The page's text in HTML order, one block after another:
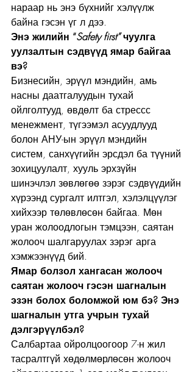
нараар нь энэ бүхнийг хэлүүлж
байна гэсэн үг л дээ.
Энэ жилийн “Safety first” чуулга
уулзалтын сэдвүүд ямар байгаа
вэ?
Бизнесийн, эрүүл мэндийн, амь
насны даатгалуудын тухай
ойлголтууд, өвдөлт ба стрессс
менежмент, түгээмэл асуудлууд
болон АНУ-ын эрүүл мэндийн
систем, санхүүгийн эрсдэл ба түүний
зохицуулалт, хууль эрхзүйн
шинэчлэл зөвлөгөө зэрэг сэдвүүдийн
хүрээнд сургалт илтгэл, хэлэлцүүлэг
хийхээр төлөвлөсөн байгаа. Мөн
уран жолоодлогын тэмцээн, саятан
жолооч шалгаруулах зэрэг арга
хэмжээнүүд бий.
Ямар болзол хангасан жолооч
саятан жолооч гэсэн шагналын
эзэн болох боломжой юм бэ? Энэ
шагналын утга учрын тухай
дэлгэрүүлбэл?
Салбартаа ойролцоогоор 7-н жил
тасралтгүй хөдөлмөрлөсөн жолооч